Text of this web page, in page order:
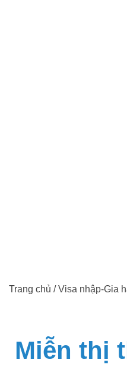
Trang chủ /Visa nhập-Gia
Miễn thị